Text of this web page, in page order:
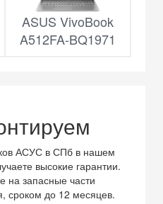
ASUS VivoBook
A512FA-BQ1971
АСУС в СПб в нашем
высокие гарантии.
на запасные части
сроком до 12 месяцев.